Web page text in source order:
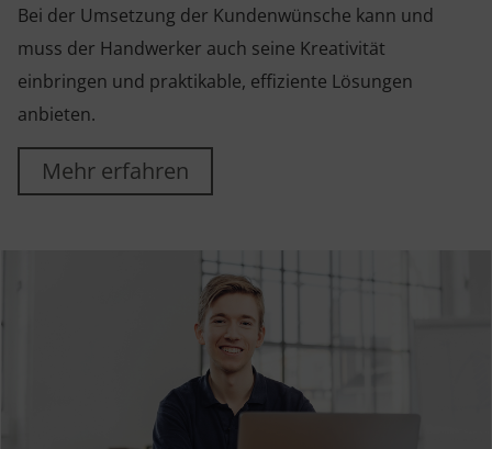
Bei der Umsetzung der Kundenwünsche kann und
muss der Handwerker auch seine Kreativität
einbringen und praktikable, effiziente Lösungen
anbieten.
Mehr erfahren